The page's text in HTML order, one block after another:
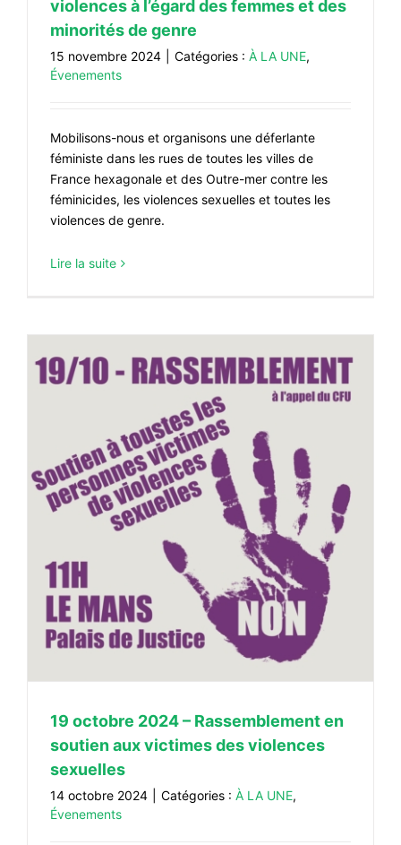
violences à l’égard des femmes et des
minorités de genre
15 novembre 2024 Catégories : À LA UNE,
Évenements
Mobilisons-nous et organisons une déferlante
féministe dans les rues de toutes les villes de
France hexagonale et des Outre-mer contre les
féminicides, les violences sexuelles et toutes les
violences de genre.
Lire la suite
19 octobre 2024 – Rassemblement en
soutien aux victimes des violences
sexuelles
14 octobre 2024 Catégories : À LA UNE,
Évenements